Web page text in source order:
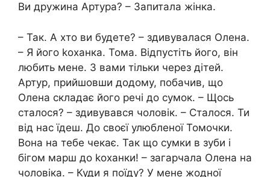
Ви дружина Артура? – Запитала жінка.
– Так. А хто ви будете? – здивувалася Олена.
– Я його kоханка. Тома. Відпустіть його, він
любить мене. З вами тільки через дітей.
Артур, прийшовши додому, побачив, що
Олена складає його речі до сумок. – Щось
сталося? – здивувався чоловік. – Сталося. Ти
від нас їдеш. До своєї улюбленої Томочки.
Вона на тебе чекає. Так що сумки в зуби і
бігом марш до kоханки! – загарчала Олена на
чоловіка. – Куди я поїду? У мене жодної